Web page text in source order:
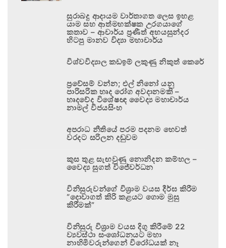
සුරාබදු ආදායම වාර්තාගත ලෙස ඉහළ
යාම සහ ආත්මභක්ෂක උරගයාගේ
කතාව – ආචාර්ය ප්‍රණීත් අභයසුන්දර
හිටපු මානව විද්‍යා මහාචාර්ය
විශ්වවිද්‍යාල කඩඉම් ලකුණු නිකුත් කෙරේ
ප්‍රවේසම් වන්න; එල් නිනෝ යනු
පාරිසරික හෘද රෝග අවදානමකි –
හෘදවේද විශේෂඥ වෛද්‍ය මහාචාර්ය
නාමල් විජයසිංහ
අපරාධ නීතියේ පරම පදනම හෙවත්
වරදට සරිලන දඬුවම
කුස තුළ සැඟවුණු නොනිදන කම්හල –
වෛද්‍ය සුගත් විජේවර්ධන
විනිසුරුවන්ගේ විශ්‍රාම වයස දීර්ඝ කිරීම
“දොවාගත් කිරි කළයට ගොම මුසු
කිරීමක්”
විනිසුරු විශ්‍රාම වයස දිගු කිරීමේ 22
ව්‍යවස්ථා සංශෝධනයට මහා
නාහිමිවරුන්ගෙන් විරෝධයක් නෑ